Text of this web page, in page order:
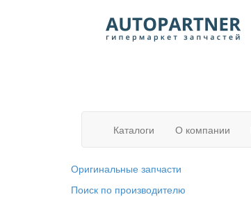
Каталоги О компании
Оригинальные запчасти
Поиск по производителю